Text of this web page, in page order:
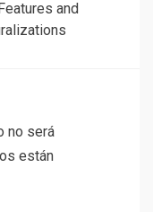
and
no será
están